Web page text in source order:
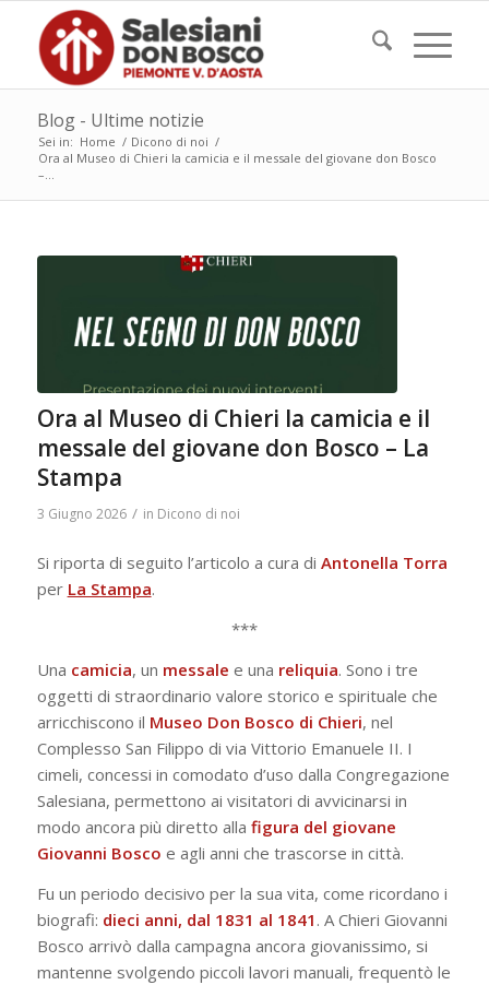
Blog - Ultime notizie
Sei in: Home / Dicono di noi /
Ora al Museo di Chieri la camicia e il messale del giovane don Bosco
–...
Ora al Museo di Chieri la camicia e il
messale del giovane don Bosco – La
Stampa
3 Giugno 2026 / in Dicono di noi
Si riporta di seguito l’articolo a cura di Antonella Torra
per La Stampa.
***
Una camicia, un messale e una reliquia. Sono i tre
oggetti di straordinario valore storico e spirituale che
arricchiscono il Museo Don Bosco di Chieri, nel
Complesso San Filippo di via Vittorio Emanuele II. I
cimeli, concessi in comodato d’uso dalla Congregazione
Salesiana, permettono ai visitatori di avvicinarsi in
modo ancora più diretto alla figura del giovane
Giovanni Bosco e agli anni che trascorse in città.
Fu un periodo decisivo per la sua vita, come ricordano i
biografi: dieci anni, dal 1831 al 1841 . A Chieri Giovanni
Bosco arrivò dalla campagna ancora giovanissimo, si
mantenne svolgendo piccoli lavori manuali, frequentò le